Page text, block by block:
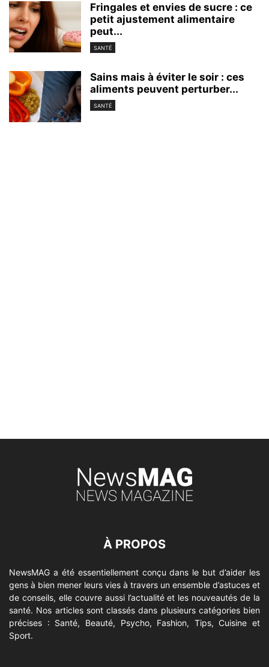
Fringales et envies de sucre : ce
petit ajustement alimentaire
peut...
SANTÉ
Sains mais à éviter le soir : ces
aliments peuvent perturber...
SANTÉ
À PROPOS
NewsMAG a été essentiellement conçu dans le but d’aider les
gens à bien mener leurs vies à travers un ensemble d’astuces et
de conseils, elle couvre aussi l’actualité et les nouveautés de la
santé. Nos articles sont classés dans plusieurs catégories bien
précises : Santé, Beauté, Psycho, Fashion, Tips, Cuisine et
Sport.